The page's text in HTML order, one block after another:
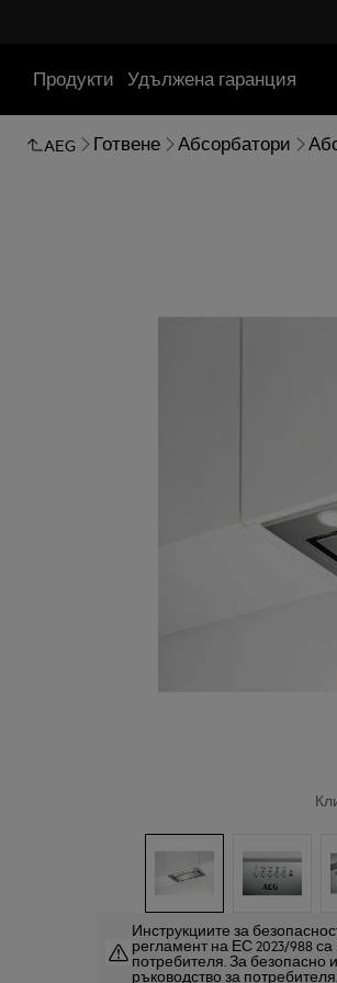
Продукти Удължена гаранция
AEG Готвене Абсорбатори
Инструкциите за
регламент на ЕС 2023/988 са
потребителя. За безопасно
ръководство за потребителя.